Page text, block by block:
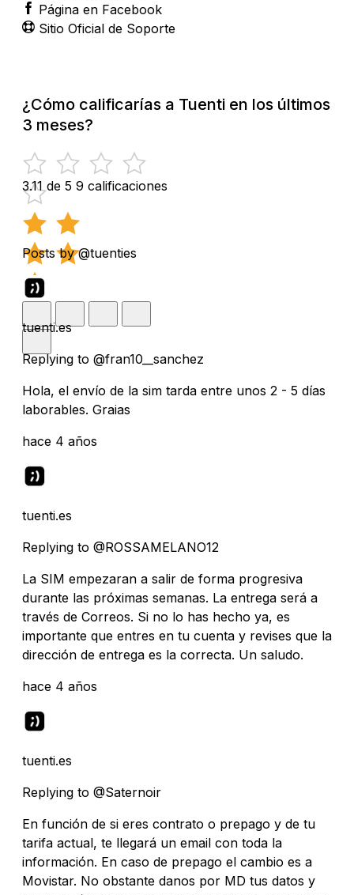
Página en Facebook
Sitio Oficial de Soporte
¿Cómo calificarías a Tuenti en los últimos
3 meses?
3.11 de 5 9 calificaciones
Posts by @tuenties
tuenti.es
Replying to @fran10__sanchez
Hola, el envío de la sim tarda entre unos 2 - 5 días
laborables. Graias
hace 4 años
tuenti.es
Replying to @ROSSAMELANO12
La SIM empezaran a salir de forma progresiva
durante las próximas semanas. La entrega será a
través de Correos. Si no lo has hecho ya, es
importante que entres en tu cuenta y revises que la
dirección de entrega es la correcta. Un saludo.
hace 4 años
tuenti.es
Replying to @Saternoir
En función de si eres contrato o prepago y de tu
tarifa actual, te llegará un email con toda la
información. En caso de prepago el cambio es a
Movistar. No obstante danos por MD tus datos y